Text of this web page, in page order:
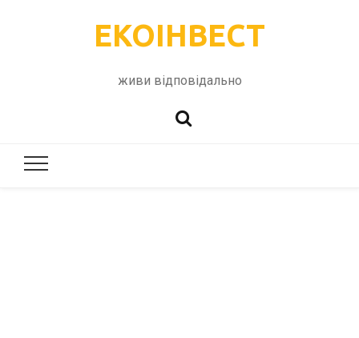
ЕКОІНВЕСТ
живи відповідально